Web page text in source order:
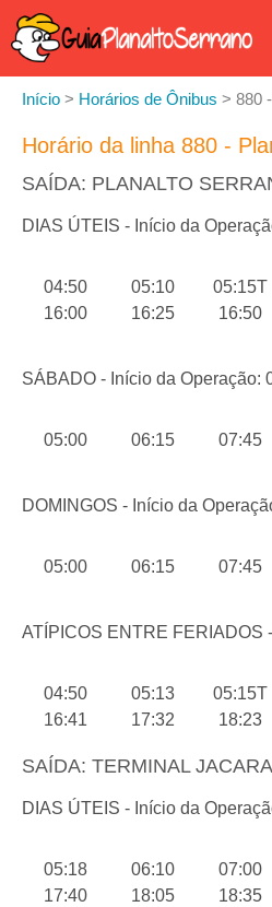
Início > Horários de Ônibus > 880
Horário da linha 880 -
SAÍDA: PLANALTO
DIAS ÚTEIS - Início da
04:50 05:10 05:15T
16:00
16:25 16:50
SÁBADO - Início da Operação:
05:00 06:15 07:45
DOMINGOS - Início da
05:00 06:15 07:45
ATÍPICOS ENTRE FERIADOS
04:50 05:13 05:15T
16:41
17:32 18:23
SAÍDA: TERMINAL
DIAS ÚTEIS - Início da
05:18 06:10 07:00
17:40
18:05 18:35